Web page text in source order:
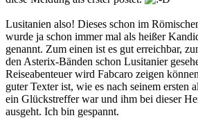
Lusitanien also! Dieses schon im
wurde ja schon immer mal als heißer
genannt. Zum einen ist es gut erreichbar,
den Asterix-Bänden schon Lusitanier
Reiseabenteuer wird Fabcaro zeigen
guter Texter ist, wie es nach seinem ersten
ein Glückstreffer war und ihm bei dieser
ausgeht. Ich bin gespannt.